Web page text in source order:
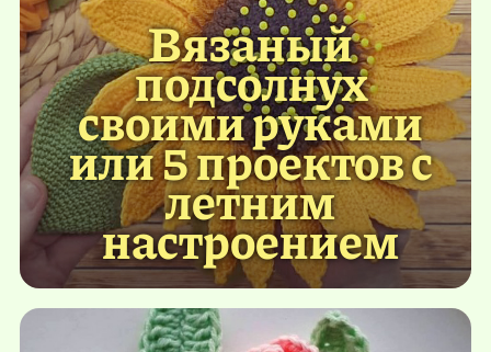
Вязаный
подсолнух
своими руками
или 5 проектов с
летним
настроением